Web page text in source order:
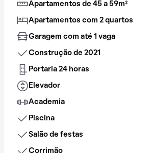
Apartamentos de 45 a 59m²
Apartamentos com 2 quartos
Garagem com até 1 vaga
Construção de 2021
Portaria 24 horas
Elevador
Academia
Piscina
Salão de festas
Corrimão